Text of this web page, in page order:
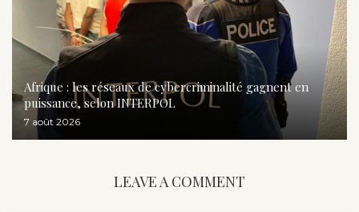
Afrique : les réseaux de cybercriminalité gagnent en
puissance, selon INTERPOL
7 août 2026
LEAVE A COMMENT